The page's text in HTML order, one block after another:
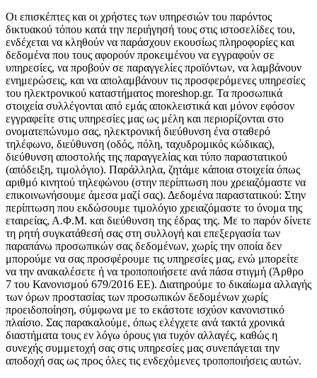
Οι επισκέπτες και οι χρήστες των υπηρεσιών του παρόντος
δικτυακού τόπου κατά την περιήγησή τους στις ιστοσελίδες του,
ενδέχεται να κληθούν να παράσχουν εκουσίως πληροφορίες και
δεδομένα που τους αφορούν προκειμένου να εγγραφούν σε
υπηρεσίες, να προβούν σε παραγγελίες προϊόντων, να λαμβάνουν
ενημερώσεις, και να απολαμβάνουν τις προσφερόμενες υπηρεσίες
του ηλεκτρονικού καταστήματος moreshop.gr. Τα προσωπικά
στοιχεία συλλέγονται από εμάς αποκλειστικά και μόνον εφόσον
εγγραφείτε στις υπηρεσίες μας ως μέλη και περιορίζονται στο
ονοματεπώνυμο σας, ηλεκτρονική διεύθυνση ένα σταθερό
τηλέφωνο, διεύθυνση (οδός, πόλη, ταχυδρομικός κώδικας),
διεύθυνση αποστολής της παραγγελίας και τύπο παραστατικού
(απόδειξη, τιμολόγιο). Παράλληλα, ζητάμε κάποια στοιχεία όπως
αριθμό κινητού τηλεφώνου (στην περίπτωση που χρειαζόμαστε να
επικοινωνήσουμε άμεσα μαζί σας). Δεδομένα παραστατικού: Στην
περίπτωση που εκδώσουμε τιμολόγιο χρειαζόμαστε το όνομα της
εταιρείας, Α.Φ.Μ. και διεύθυνση της έδρας της. Με το παρόν δίνετε
τη ρητή συγκατάθεσή σας στη συλλογή και επεξεργασία των
παραπάνω προσωπικών σας δεδομένων, χωρίς την οποία δεν
μπορούμε να σας προσφέρουμε τις υπηρεσίες μας, ενώ μπορείτε
να την ανακαλέσετε ή να τροποποιήσετε ανά πάσα στιγμή (Άρθρο
7 του Κανονισμού 679/2016 ΕΕ). Διατηρούμε το δικαίωμα αλλαγής
των όρων προστασίας των προσωπικών δεδομένων χωρίς
προειδοποίηση, σύμφωνα με το εκάστοτε ισχύον κανονιστικό
πλαίσιο. Σας παρακαλούμε, όπως ελέγχετε ανά τακτά χρονικά
διαστήματα τους εν λόγω όρους για τυχόν αλλαγές, καθώς η
συνεχής συμμετοχή σας στις υπηρεσίες μας συνεπάγεται την
αποδοχή σας ως προς όλες τις ενδεχόμενες τροποποιήσεις αυτών.